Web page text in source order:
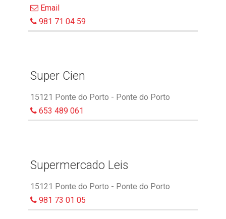
Email
981 71 04 59
Super Cien
15121 Ponte do Porto - Ponte do Porto
653 489 061
Supermercado Leis
15121 Ponte do Porto - Ponte do Porto
981 73 01 05